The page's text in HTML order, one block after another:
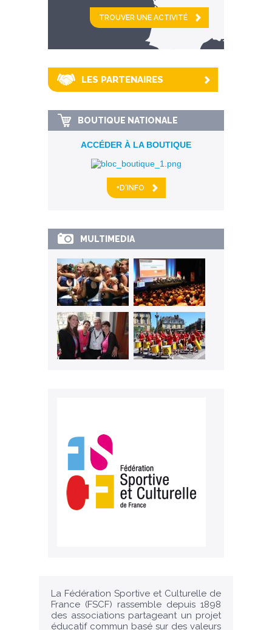
et
km alentour
LES PARTENAIRES
BOUTIQUE NATIONALE
ACCÉDER À LA BOUTIQUE
+D'INFO
MULTIMEDIA
La Fédération Sportive et Culturelle de
France (FSCF) rassemble depuis 1898
des associations partageant un projet
éducatif commun basé sur des valeurs